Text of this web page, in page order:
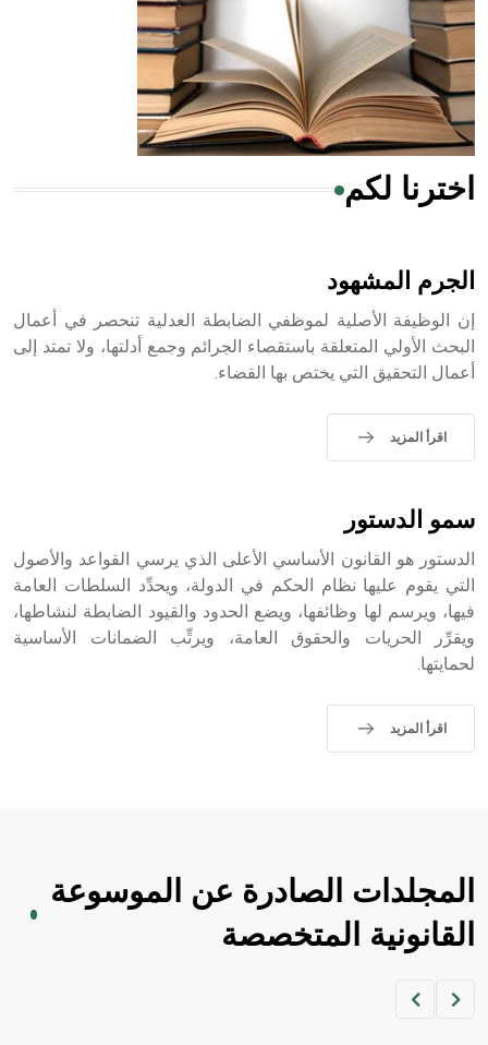
- هل تعلم أن المرجان إفراز حيواني يتكون في البحر ويتركب
من مادة كربونات الكلسيوم، وهو أحمر أو شديد الحمرة وهو
أجود أنواعه، ويمتاز بكبر الحجم ويسمى الش
هل تعلم أن الأبسيد كلمة فرنسية اللفظ تم اعتمادها مصطلحاً
- هل تعلم أن أبجر Abgar اسم معروف جيداً يعود إلى عدد من
التاسع، وهم ينتسبون إلى أسرة أوسروين
sign تكتب منفصلة غير متصلة، وتعتمد المبدأ الأكوروفوني،
حيث تقتصر القيمة الصوتية للعلامة الك
اخترنا لكم
الجرم المشهود
إن الوظيفة الأصلية لموظفي الضابطة العدلية تنحصر في أعمال
البحث الأولي المتعلقة باستقصاء الجرائم وجمع أدلتها، ولا تمتد إلى
أعمال التحقيق التي يختص بها القضاء.
اقرأ المزيد
سمو الدستور
الدستور هو القانون الأساسي الأعلى الذي يرسي القواعد والأصول
التي يقوم عليها نظام الحكم في الدولة، ويحدِّد السلطات العامة
فيها، ويرسم لها وظائفها، ويضع الحدود والقيود الضابطة لنشاطها،
ويقرِّر الحريات والحقوق العامة، ويرتِّب الضمانات الأساسية
لحمايتها.
اقرأ المزيد
المجلدات الصادرة عن الموسوعة
القانونية المتخصصة